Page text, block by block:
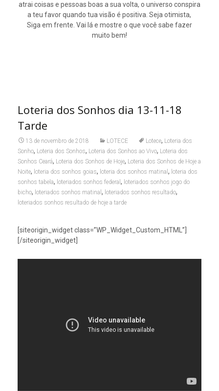
atrai coisas e pessoas boas a sua volta, o universo conspira
a teu favor quando tua visão é positiva. Seja otimista,
Siga em frente. Vai lá e mostre o que você sabe fazer
muito bem!
Loteria dos Sonhos dia 13-11-18
Tarde
13 de novembro de 2018 LOTECE Lotece, Loteria dos
Sonho, Loteria dos Sonhos, Loteria dos Sonhos ao Vivo, Loteria dos
Sonhos Ceará, Loteria dos Sonhos de Hoje, Loteria dos Sonhos de Hoje a
Noite, loteria dos sonhos goias, loteria dos sonhos matinal , loteria dos
sonhos tabela, loteriados sonhos federal , loteriados sonhos jogo do
bicho, loteriados sonhos matinal , loteriados sonhos resultado,
loteriados sonhos resultado de hoje a tarde
[siteorigin_widget class=”WP_Widget_Custom_HTML”]
[/siteorigin_widget]